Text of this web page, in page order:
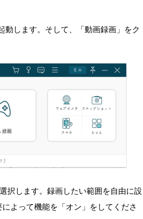
動します。そして、「動画録画」をク
択します。録画したい範囲を自由に設
よって機能を「オン」をしてくださ